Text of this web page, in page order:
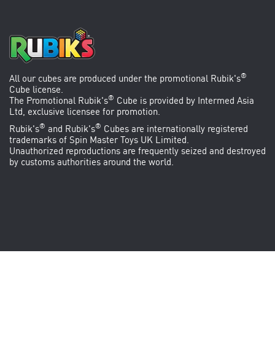
All our cubes are produced under the promotional Rubik's®
Cube license.
The Promotional Rubik's® Cube is provided by Intermed Asia
Ltd, exclusive licensee for promotion.
Rubik's® and Rubik's® Cubes are internationally registered
trademarks of Spin Master Toys UK Limited.
Unauthorized reproductions are frequently seized and destroyed
by customs authorities around the world.